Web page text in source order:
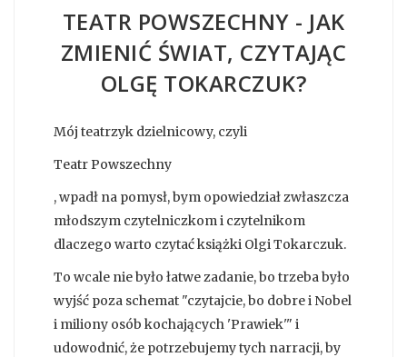
TEATR POWSZECHNY - JAK
ZMIENIĆ ŚWIAT, CZYTAJĄC
OLGĘ TOKARCZUK?
Mój teatrzyk dzielnicowy, czyli
Teatr Powszechny
, wpadł na pomysł, bym opowiedział zwłaszcza
młodszym czytelniczkom i czytelnikom
dlaczego warto czytać książki Olgi Tokarczuk.
To wcale nie było łatwe zadanie, bo trzeba było
wyjść poza schemat "czytajcie, bo dobre i Nobel
i miliony osób kochających 'Prawiek'" i
udowodnić, że potrzebujemy tych narracji, by